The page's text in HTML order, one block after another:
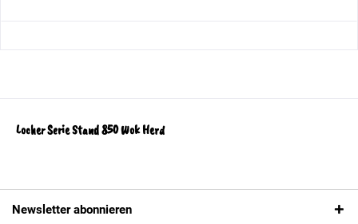
Locher Serie Stand 850 Wok Herd
Newsletter abonnieren